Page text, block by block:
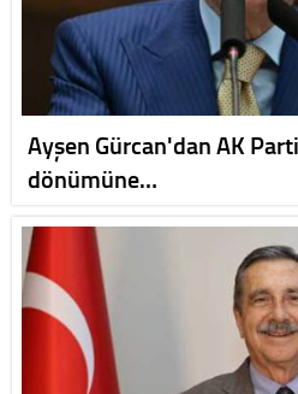
Ayşen Gürcan'dan AK
dönümüne…